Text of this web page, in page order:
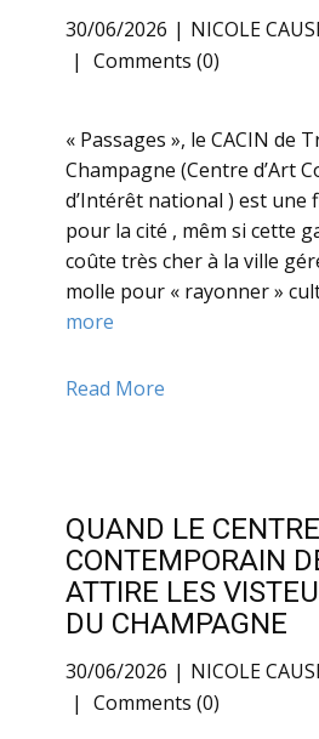
30/06/2026
NICOLE
Comments (0)
« Passages », le CACIN de
Champagne (Centre d’Art
d’Intérêt national ) est une
pour la cité , mêm si cette
coûte très cher à la ville
molle pour « rayonner »
more
Read More
QUAND LE
CONTEMPORAIN
ATTIRE LES
DU CHAMPAGNE
30/06/2026
NICOLE
Comments (0)